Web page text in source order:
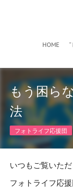
HOME
もう困ら
法
フォトライフ応援団
いつもご覧いた
フォトライフ応